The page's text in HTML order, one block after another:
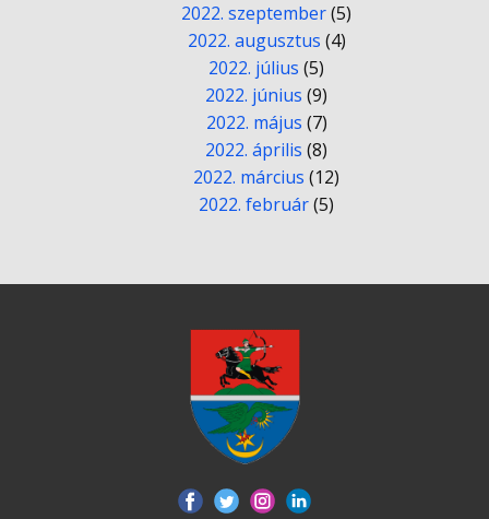
2022. szeptember(5)
2022. augusztus (4)
2022. július (5)
2022. június (9)
2022. május (7)
2022. április (8)
2022. március (12)
2022. február(5)